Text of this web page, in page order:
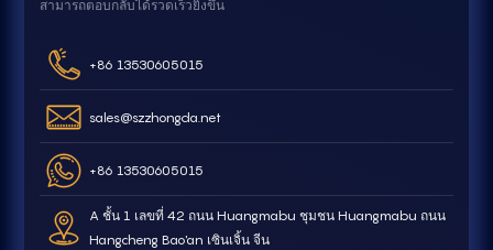
สามารถตอบกลับได้รวดเร็วยิ่งขึ้น
+86 13530605015
sales@szzhongda.net
+86 13530605015
A ชั้น 1 เลขที่ 42 ถนน Huangmabu ชุมชน Huangmabu ถนน
Hangcheng Bao'an เซินเจิ้น จีน